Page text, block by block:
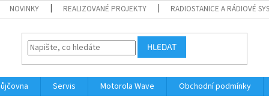
NOVINKY REALIZOVANÉ PROJEKTY RADIOSTANICE A RÁDIOVÉ
HLEDAT
Servis Motorola Wave
Obchodní podmínky